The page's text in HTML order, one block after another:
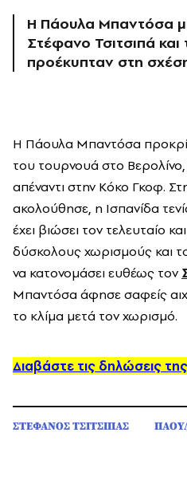
Η Πάουλα Μπαντόσα
Στέφανο Τσιτσιπά
προέκυπταν στη
Η Πάουλα Μπαντόσα
του τουρνουά στο
απέναντι στην Κόκο Γκοφ.
ακολούθησε, η Ισπανίδα
έχει βιώσει τον τελευταίο
δύσκολους χωρισμούς και
να κατονομάσει ευθέως τον
Μπαντόσα άφησε σαφείς
το κλίμα μετά τον χωρισμό.
Διαβάστε τις δηλώσεις
ΣΤΕΦΑΝΟΣ ΤΣΙΤΣΙΠΑΣ